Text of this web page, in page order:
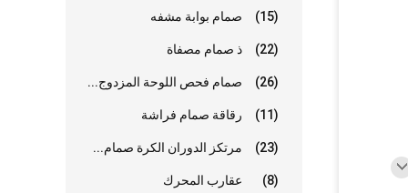
صمام بوابة مشفه (15)
ذ صمام مصفاة (22)
صمام فحص اللوحة المزدوج... (26)
رقاقة صمام فراشة (11)
مرتكز الدوران الكرة صمام... (23)
عقارب المحرك (8)